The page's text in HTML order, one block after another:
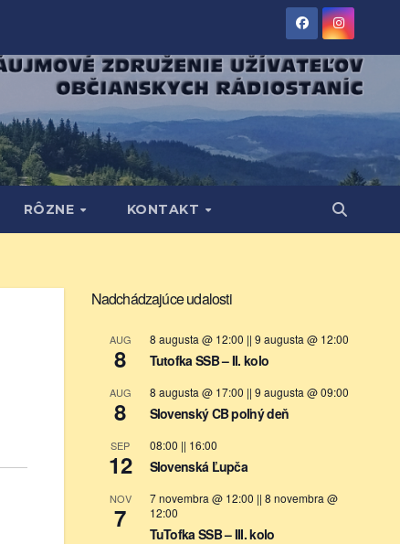
RÔZNE KONTAKT
Nadchádzajúce udalosti
AUG
8
8 augusta @ 12:00 || 9 augusta @ 12:00
Tutofka SSB – II. kolo
AUG
8
8 augusta @ 17:00 || 9 augusta @ 09:00
Slovenský CB poľný deň
SEP
12
08:00 || 16:00
Slovenská Ľupča
NOV
7
7 novembra @ 12:00 || 8 novembra @
12:00
TuTofka SSB – III. kolo